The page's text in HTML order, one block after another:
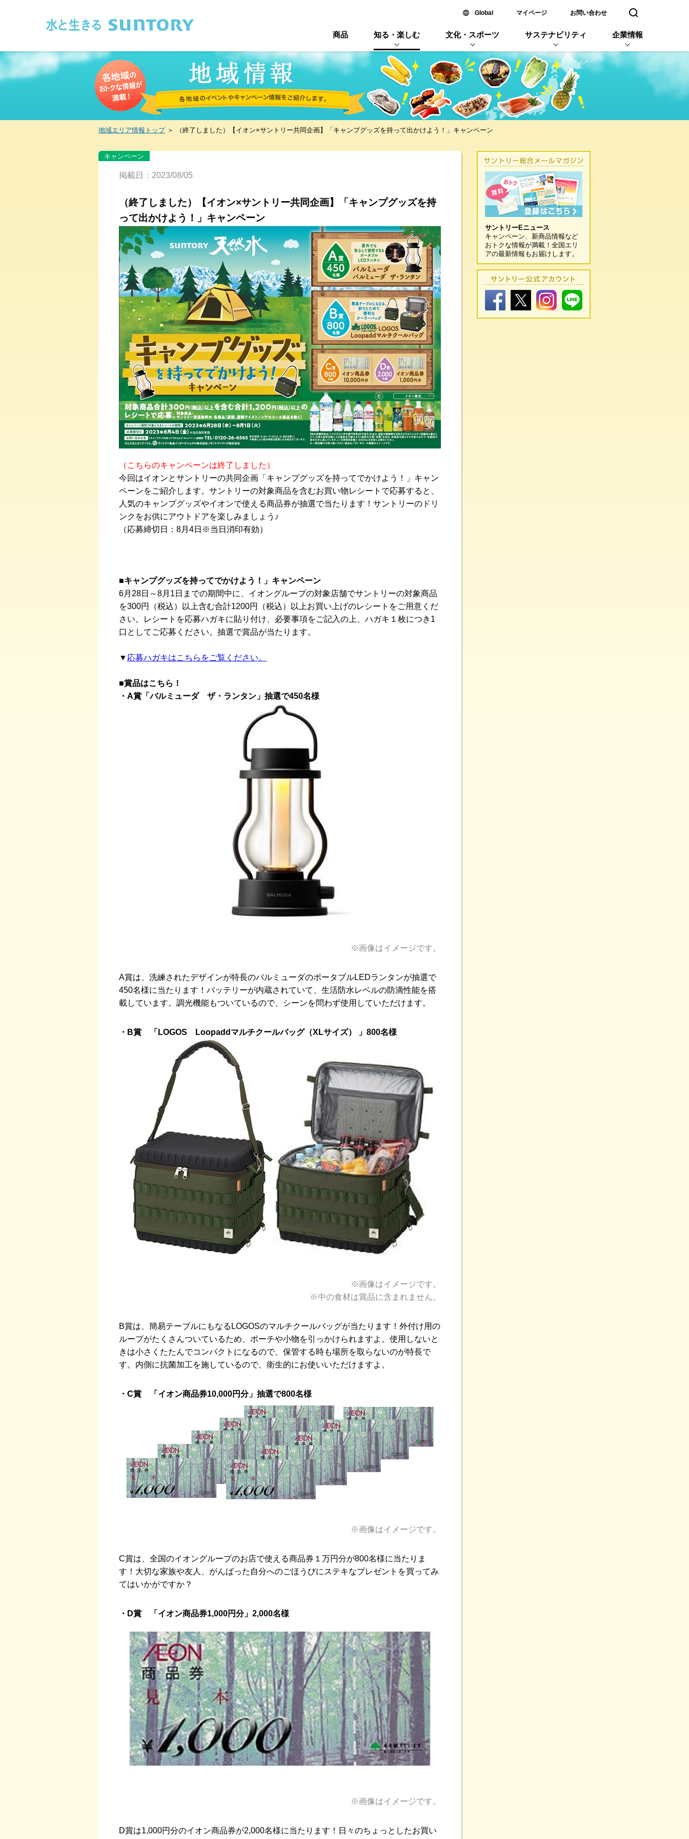
Global新しいウィンドウで開く
マイページ お問い合わせ 検索窓を開く
商品 知る・楽しむ 文化・スポーツ サステナビリティ 企業情報
地域エリア情報トップ＞ （終了しました）【イオン×サントリー共同企画】「キャンプグッズを持って出かけよう！」キャンペーン
キャンペーン
掲載日：2023/08/05
（終了しました）【イオン×サントリー共同企画】「キャンプグッズを持
って出かけよう！」キャンペーン
（こちらのキャンペーンは終了しました）
今回はイオンとサントリーの共同企画「キャンプグッズを持ってでかけよう！」キャン
ペーンをご紹介します。サントリーの対象商品を含むお買い物レシートで応募すると、
人気のキャンプグッズやイオンで使える商品券が抽選で当たります！サントリーのドリ
ンクをお供にアウトドアを楽しみましょう♪
（応募締切日：8月4日※当日消印有効）
■キャンプグッズを持ってでかけよう！」キャンペーン
6月28日～8月1日までの期間中に、イオングループの対象店舗でサントリーの対象商品
を300円（税込）以上含む合計1200円（税込）以上お買い上げのレシートをご用意くだ
さい。レシートを応募ハガキに貼り付け、必要事項をご記入の上、ハガキ１枚につき1
口としてご応募ください。抽選で賞品が当たります。
▼ 応募ハガキはこちらをご覧ください。
■賞品はこちら！
・A賞「バルミューダ ザ・ランタン」抽選で450名様
※画像はイメージです。
A賞は、洗練されたデザインが特長のバルミューダのポータブルLEDランタンが抽選で
450名様に当たります！バッテリーが内蔵されていて、生活防水レベルの防滴性能を搭
載しています。調光機能もついているので、シーンを問わず使用していただけます。
・B賞 「LOGOS Loopaddマルチクールバッグ（XLサイズ） 」800名様
※画像はイメージです。
※中の食材は賞品に含まれません。
B賞は、簡易テーブルにもなるLOGOSのマルチクールバッグが当たります！外付け用の
ループがたくさんついているため、ポーチや小物を引っかけられますよ。使用しないと
きは小さくたたんでコンパクトになるので、保管する時も場所を取らないのが特長で
す。内側に抗菌加工を施しているので、衛生的にお使いいただけますよ。
・C賞 「イオン商品券10,000円分」抽選で800名様
※画像はイメージです。
C賞は、全国のイオングループのお店で使える商品券１万円分が800名様に当たりま
す！大切な家族や友人、がんばった自分へのごほうびにステキなプレゼントを買ってみ
てはいかがですか？
・D賞 「イオン商品券1,000円分」2,000名様
※画像はイメージです。
D賞は1,000円分のイオン商品券が2,000名様に当たります！日々のちょっとしたお買い
サントリーEニュース
キャンペーン、新商品情報など
おトクな情報が満載！全国エリ
アの最新情報もお届けします。